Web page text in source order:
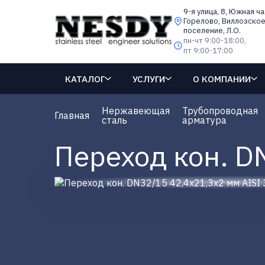
9-я улица, 8, Южная
Горелово,
поселение, Л.О.
пн-чт 9:00-18:00,
пт 9:00-17:00
КАТАЛОГ УСЛУГИ О КОМПАНИИ
Главная
Нержавеющая
сталь
Трубопроводная
арматура
Переход кон.